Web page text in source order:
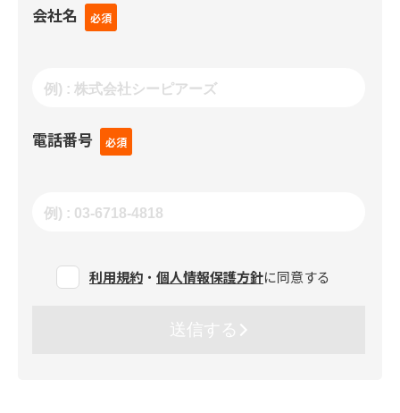
会社名
電話番号
利用規約 ・ 個人情報保護方針に同意する